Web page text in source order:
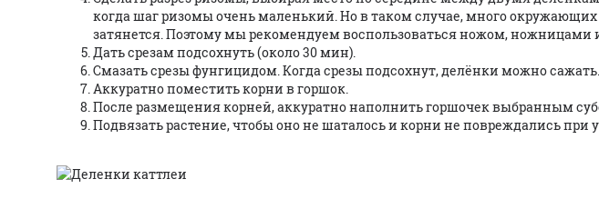
когда шаг ризомы очень маленький. Но в таком случае, много
затянется. Поэтому мы рекомендуем воспользоваться ножом, ножницами
Дать срезам подсохнуть (около 30 мин).
Смазать срезы фунгицидом. Когда срезы подсохнут, делёнки можно сажать.
Аккуратно поместить корни в горшок.
После размещения корней, аккуратно наполнить горшочек выбранным
Подвязать растение, чтобы оно не шаталось и корни не повреждались при